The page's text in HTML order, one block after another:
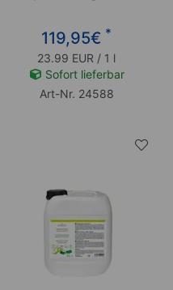
119,95€ *
23.99 EUR / 1 l
Sofort lieferbar
Art-Nr. 24588